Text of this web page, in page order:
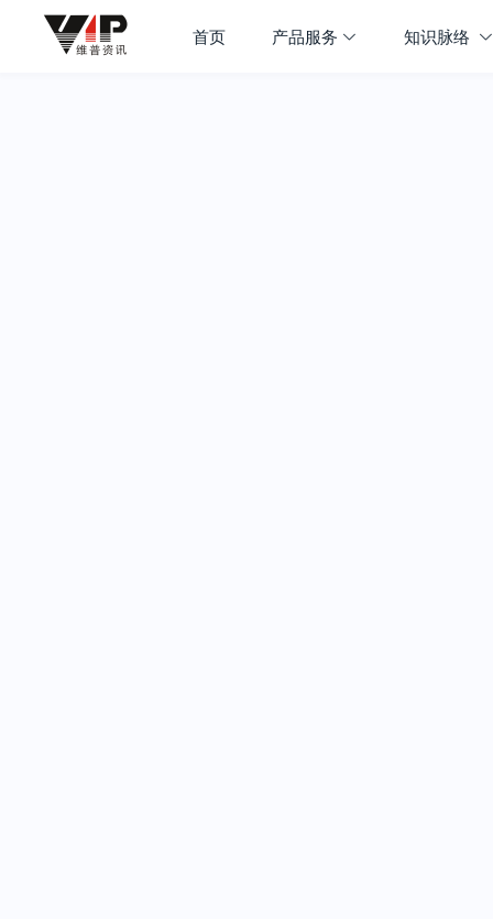
首页 产品服务 知识脉络